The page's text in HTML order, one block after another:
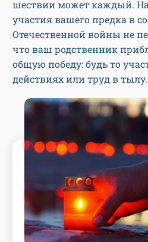
шествии может каждый.
участия вашего предка в
Отечественной войны не
что ваш родственник
общую победу: будь то
действиях или труд в тылу.